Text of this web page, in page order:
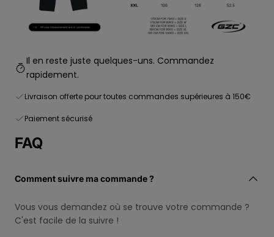
Il en reste juste quelques-uns. Commandez
rapidement.
Livraison offerte pour toutes commandes supérieures à 150€
Paiement sécurisé
FAQ
Comment suivre ma commande ?
Vous vous demandez où se trouve votre commande ?
C'est facile de la suivre !